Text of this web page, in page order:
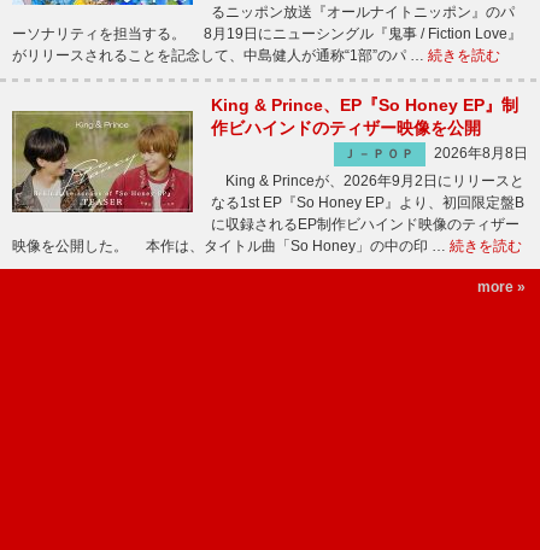
るニッポン放送『オールナイトニッポン』のパ
ーソナリティを担当する。 8月19日にニューシングル『鬼事 / Fiction Love』
がリリースされることを記念して、中島健人が通称“1部”のパ … 続きを読む
King & Prince、EP『So Honey EP』制
作ビハインドのティザー映像を公開
Ｊ－ＰＯＰ
2026年8月8日
King & Princeが、2026年9月2日にリリースと
なる1st EP『So Honey EP』より、初回限定盤B
に収録されるEP制作ビハインド映像のティザー
映像を公開した。 本作は、タイトル曲「So Honey」の中の印 … 続きを読む
more »